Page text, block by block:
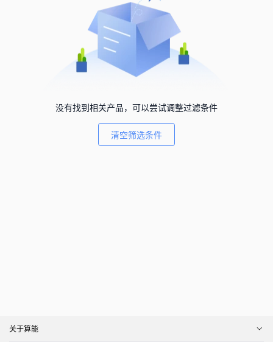
没有找到相关产品，可以尝试调整过滤条件
清空筛选条件
关于算能